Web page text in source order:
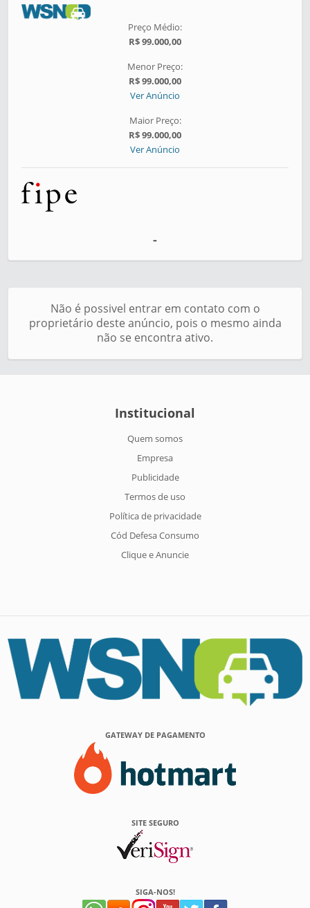
Preço Médio:
R$ 99.000,00
Menor Preço:
R$ 99.000,00
Ver Anúncio
Maior Preço:
R$ 99.000,00
Ver Anúncio
-
Não é possivel entrar em contato com o
proprietário deste anúncio, pois o mesmo ainda
não se encontra ativo.
Institucional
Quem somos
Empresa
Publicidade
Termos de uso
Política de privacidade
Cód Defesa Consumo
Clique e Anuncie
GATEWAY DE PAGAMENTO
SITE SEGURO
SIGA-NOS!